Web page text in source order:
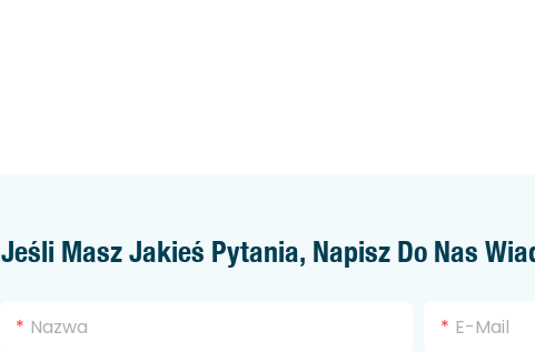
Jeśli Masz Jakieś Pytania, Napisz Do Nas
Nazwa E-Mail